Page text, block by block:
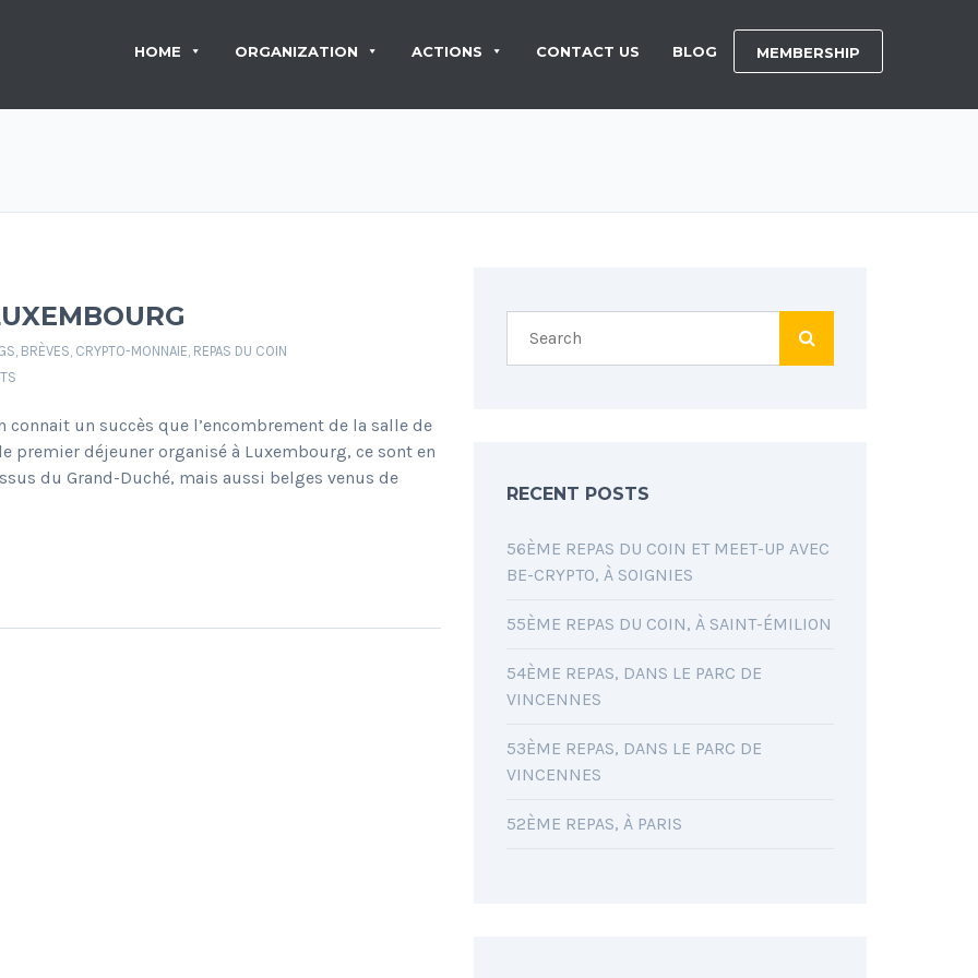
HOME ORGANIZATION ACTIONS CONTACT US BLOG MEMBERSHIP
, BRÈVES, CRYPTO-MONNAIE, REPAS DU COIN
connait un succès que l’encombrement de la salle de
premier déjeuner organisé à Luxembourg, ce sont en
du Grand-Duché, mais aussi belges venus de
RECENT POSTS
56ÈME REPAS DU COIN ET MEET-UP AVEC
BE-CRYPTO, À SOIGNIES
55ÈME REPAS DU COIN, À SAINT-ÉMILION
54ÈME REPAS, DANS LE PARC DE
VINCENNES
53ÈME REPAS, DANS LE PARC DE
VINCENNES
52ÈME REPAS, À PARIS